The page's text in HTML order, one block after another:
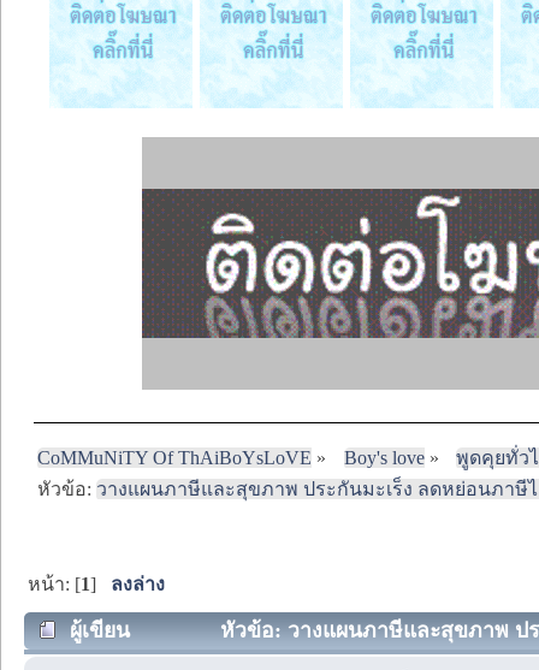
CoMMuNiTY Of ThAiBoYsLoVE » Boy's love»
พูดคุยทั่ว
หัวข้อ:วางแผนภาษีและสุขภาพ ประกันมะเร็ง ลดหย่อนภาษี
หน้า: [1] ลงล่าง
ผู้เขียน หัวข้อ: วางแผนภาษีและสุขภาพ ปร